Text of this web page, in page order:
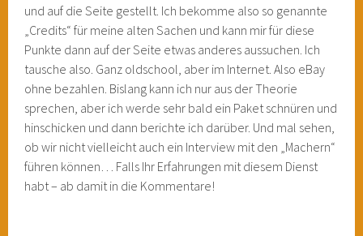
und auf die Seite gestellt. Ich bekomme also so genannte
„Credits“ für meine alten Sachen und kann mir für diese
Punkte dann auf der Seite etwas anderes aussuchen. Ich
tausche also. Ganz oldschool, aber im Internet. Also eBay
ohne bezahlen. Bislang kann ich nur aus der Theorie
sprechen, aber ich werde sehr bald ein Paket schnüren und
hinschicken und dann berichte ich darüber. Und mal sehen,
ob wir nicht vielleicht auch ein Interview mit den „Machern“
führen können… Falls Ihr Erfahrungen mit diesem Dienst
habt – ab damit in die Kommentare!